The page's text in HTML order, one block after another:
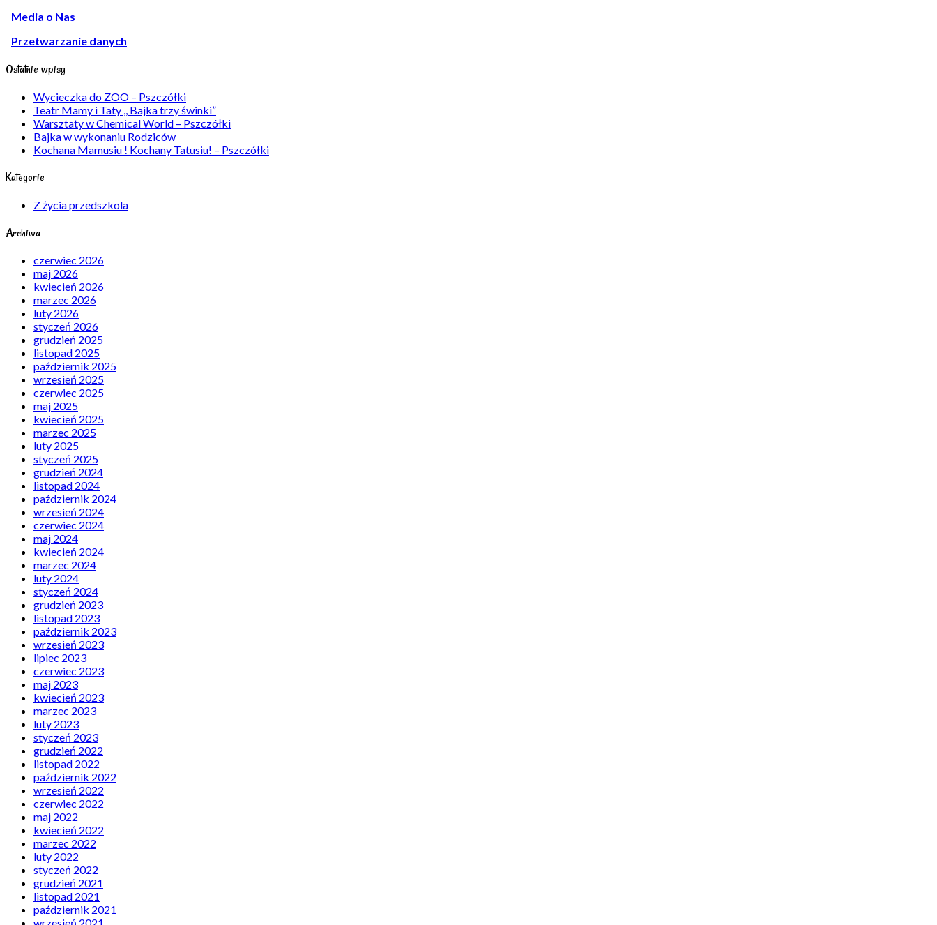
Media o Nas
Przetwarzanie danych
Ostatnie wpisy
Wycieczka do ZOO – Pszczółki
Teatr Mamy i Taty ,, Bajka trzy świnki”
Warsztaty w Chemical World – Pszczółki
Bajka w wykonaniu Rodziców
Kochana Mamusiu ! Kochany Tatusiu! – Pszczółki
Kategorie
Z życia przedszkola
Archiwa
czerwiec 2026
maj 2026
kwiecień 2026
marzec 2026
luty 2026
styczeń 2026
grudzień 2025
listopad 2025
październik 2025
wrzesień 2025
czerwiec 2025
maj 2025
kwiecień 2025
marzec 2025
luty 2025
styczeń 2025
grudzień 2024
listopad 2024
październik 2024
wrzesień 2024
czerwiec 2024
maj 2024
kwiecień 2024
marzec 2024
luty 2024
styczeń 2024
grudzień 2023
listopad 2023
październik 2023
wrzesień 2023
lipiec 2023
czerwiec 2023
maj 2023
kwiecień 2023
marzec 2023
luty 2023
styczeń 2023
grudzień 2022
listopad 2022
październik 2022
wrzesień 2022
czerwiec 2022
maj 2022
kwiecień 2022
marzec 2022
luty 2022
styczeń 2022
grudzień 2021
listopad 2021
październik 2021